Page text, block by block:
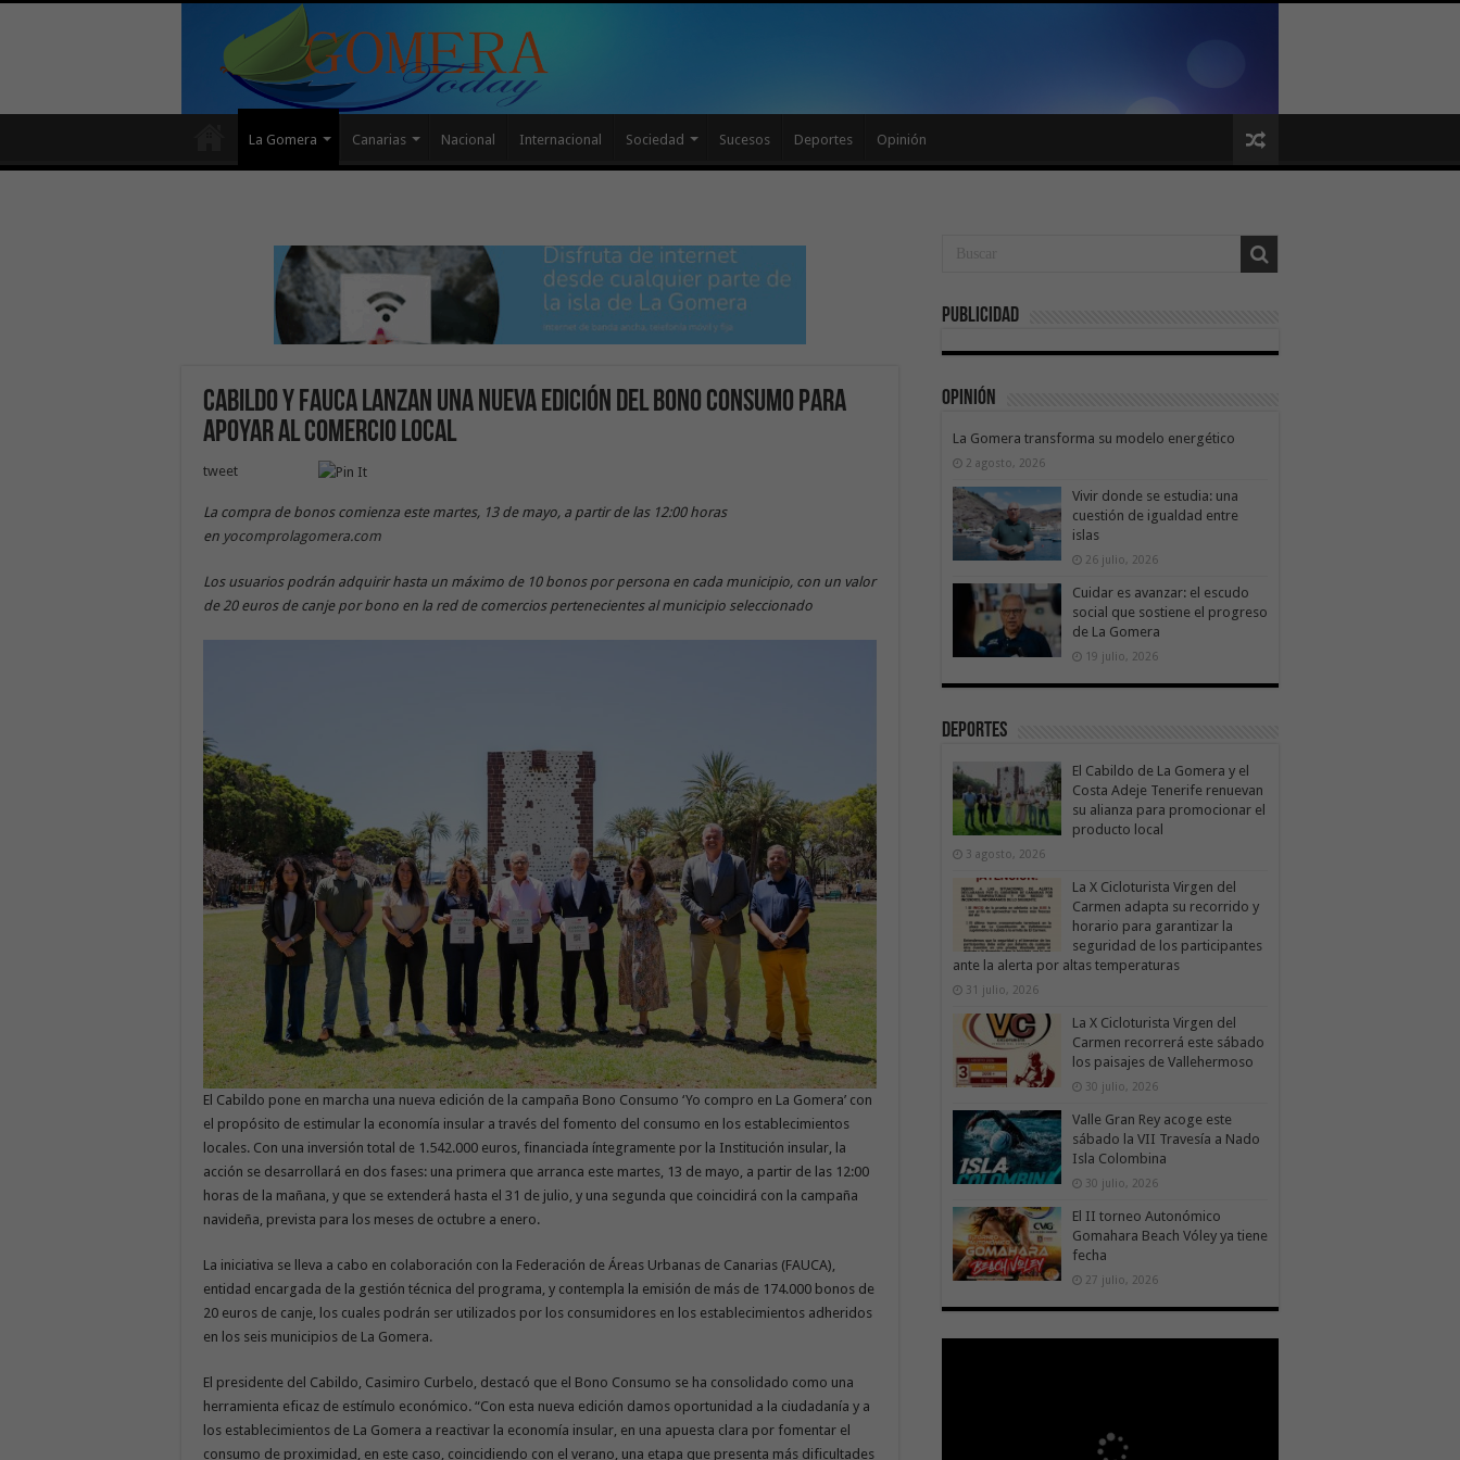
La Gomera Canarias Nacional Internacional Sociedad Sucesos Deportes Opinión
Cabildo y FAUCA lanzan una nueva edición del Bono Consumo para
apoyar al comercio local
tweet
La compra de bonos comienza este martes, 13 de mayo, a partir de las 12:00 horas
en yocomprolagomera.com
Los usuarios podrán adquirir hasta un máximo de 10 bonos por persona en cada municipio, con un valor
de 20 euros de canje por bono en la red de comercios pertenecientes al municipio seleccionado
El Cabildo pone en marcha una nueva edición de la campaña Bono Consumo ‘Yo compro en La Gomera’ con
el propósito de estimular la economía insular a través del fomento del consumo en los establecimientos
locales. Con una inversión total de 1.542.000 euros, financiada íntegramente por la Institución insular, la
acción se desarrollará en dos fases: una primera que arranca este martes, 13 de mayo, a partir de las 12:00
horas de la mañana, y que se extenderá hasta el 31 de julio, y una segunda que coincidirá con la campaña
navideña, prevista para los meses de octubre a enero.
La iniciativa se lleva a cabo en colaboración con la Federación de Áreas Urbanas de Canarias (FAUCA),
entidad encargada de la gestión técnica del programa, y contempla la emisión de más de 174.000 bonos de
20 euros de canje, los cuales podrán ser utilizados por los consumidores en los establecimientos adheridos
en los seis municipios de La Gomera.
El presidente del Cabildo, Casimiro Curbelo, destacó que el Bono Consumo se ha consolidado como una
herramienta eficaz de estímulo económico. “Con esta nueva edición damos oportunidad a la ciudadanía y a
los establecimientos de La Gomera a reactivar la economía insular, en una apuesta clara por fomentar el
consumo de proximidad, en este caso, coincidiendo con el verano, una etapa que presenta más dificultades
Publicidad
Opinión
La Gomera transforma su modelo energético
2 agosto, 2026
Vivir donde se estudia: una
cuestión de igualdad entre
islas
26 julio, 2026
Cuidar es avanzar: el escudo
social que sostiene el progreso
de La Gomera
19 julio, 2026
Deportes
El Cabildo de La Gomera y el
Costa Adeje Tenerife renuevan
su alianza para promocionar el
producto local
3 agosto, 2026
La X Cicloturista Virgen del
Carmen adapta su recorrido y
horario para garantizar la
seguridad de los participantes
ante la alerta por altas temperaturas
31 julio, 2026
La X Cicloturista Virgen del
Carmen recorrerá este sábado
los paisajes de Vallehermoso
30 julio, 2026
Valle Gran Rey acoge este
sábado la VII Travesía a Nado
Isla Colombina
30 julio, 2026
El II torneo Autonómico
Gomahara Beach Vóley ya tiene
fecha
27 julio, 2026